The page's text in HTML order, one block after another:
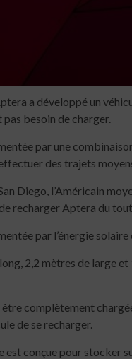
a développé un
pas besoin de charger.
par une
des trajets
Diego, l’Américain
recharger Aptera du tout
par l’énergie
2,2 mètres de large
complètement
de se recharger.
conçue pour stocker